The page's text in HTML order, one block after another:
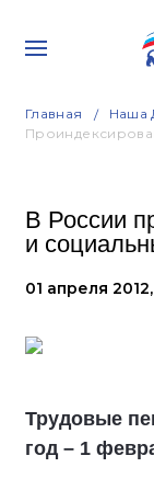
Главная Наша
В России
и
01 апреля 2012,
Трудовые
год – 1